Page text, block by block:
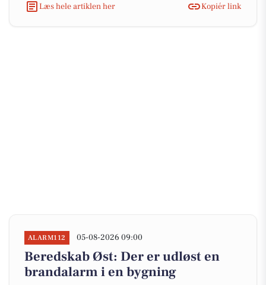
Læs hele artiklen her
Kopiér link
ALARM112 05-08-2026 09:00
Beredskab Øst: Der er udløst en
brandalarm i en bygning